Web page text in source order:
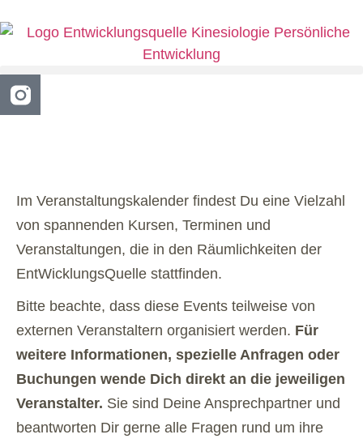
Im Veranstaltungskalender findest Du eine Vielzahl
von spannenden Kursen, Terminen und
Veranstaltungen, die in den Räumlichkeiten der
EntWicklungsQuelle stattfinden.
Bitte beachte, dass diese Events teilweise von
externen Veranstaltern organisiert werden. Für
weitere Informationen, spezielle Anfragen oder
Buchungen wende Dich direkt an die jeweiligen
Veranstalter. Sie sind Deine Ansprechpartner und
beantworten Dir gerne alle Fragen rund um ihre